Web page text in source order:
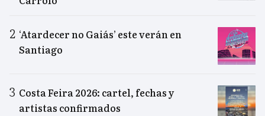
‘Atardecer no Gaiás’ este verán en
Santiago
Costa Feira 2026: cartel, fechas y
artistas confirmados